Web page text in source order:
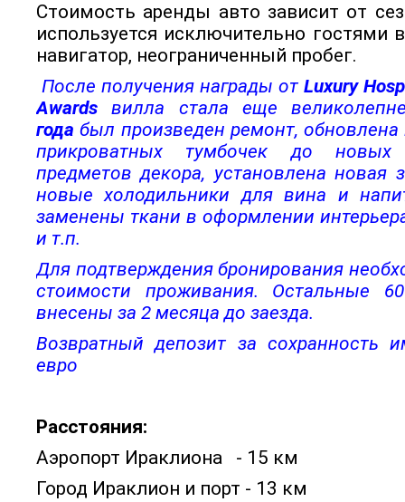
Стоимость аренды авто зависит от
используется исключительно гостями
навигатор, неограниченный пробег.
После получения награды от Luxury
Awardsвилла стала еще
года был произведен ремонт, обновлена
прикроватных тумбочек до новых
предметов декора, установлена новая
новые холодильники для вина и
заменены ткани в оформлении
и т.п.
Для подтверждения бронирования
стоимости проживания. Остальные
внесены за 2 месяца до заезда.
Возвратный депозит за сохранность
евро
Расстояния:
Аэропорт Ираклиона - 15 км
Город Ираклион и порт - 13 км